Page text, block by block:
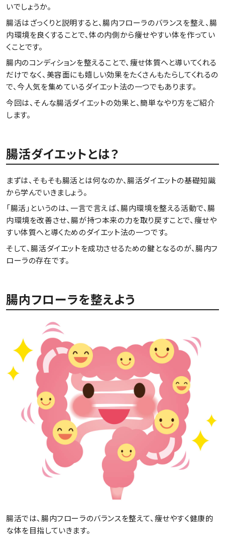
いでしょうか。
腸活はざっくりと説明すると、腸内フローラのバランスを整え、腸
内環境を良くすることで、体の内側から痩せやすい体を作ってい
くことです。
腸内のコンディションを整えることで、痩せ体質へと導いてくれる
だけでなく、美容面にも嬉しい効果をたくさんもたらしてくれるの
で、今人気を集めているダイエット法の一つでもあります。
今回は、そんな腸活ダイエットの効果と、簡単なやり方をご紹介
します。
腸活ダイエットとは？
まずは、そもそも腸活とは何なのか、腸活ダイエットの基礎知識
から学んでいきましょう。
「腸活」というのは、一言で言えば、腸内環境を整える活動で、腸
内環境を改善させ、腸が持つ本来の力を取り戻すことで、痩せや
すい体質へと導くためのダイエット法の一つです。
そして、腸活ダイエットを成功させるための鍵となるのが、腸内フ
ローラの存在です。
腸内フローラを整えよう
腸活では、腸内フローラのバランスを整えて、痩せやすく健康的
な体を目指していきます。